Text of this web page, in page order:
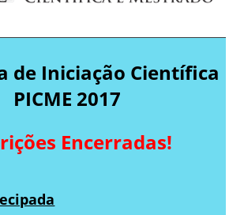
de Iniciação Científica
PICME 2017
Encerradas!